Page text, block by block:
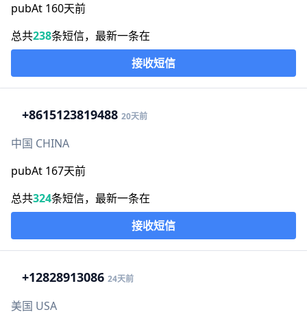
pubAt 160天前
总共238条短信，最新一条在
接收短信
+8615123819488 20天前
中国 CHINA
pubAt 167天前
总共324条短信，最新一条在
接收短信
+12828913086 24天前
美国 USA